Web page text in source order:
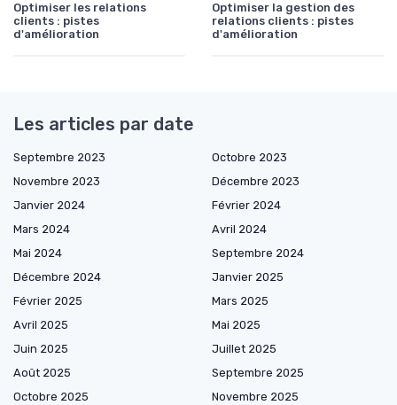
Optimiser les relations
clients : pistes
d'amélioration
Optimiser la gestion des
relations clients : pistes
d'amélioration
Les articles par date
Septembre 2023
Octobre 2023
Novembre 2023
Décembre 2023
Janvier 2024
Février 2024
Mars 2024
Avril 2024
Mai 2024
Septembre 2024
Décembre 2024
Janvier 2025
Février 2025
Mars 2025
Avril 2025
Mai 2025
Juin 2025
Juillet 2025
Août 2025
Septembre 2025
Octobre 2025
Novembre 2025